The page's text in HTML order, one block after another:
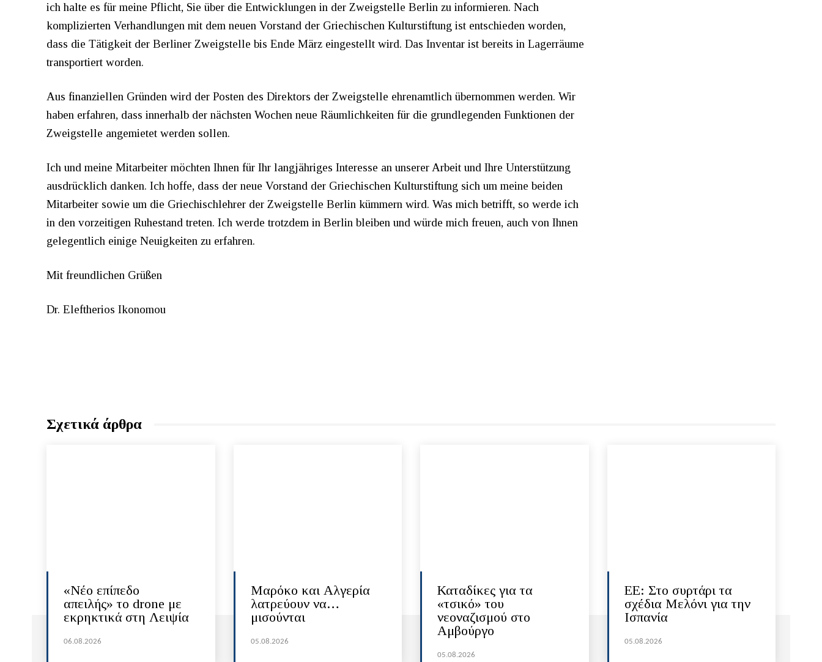
ich halte es für meine Pflicht, Sie über die Entwicklungen in der Zweigstelle Berlin zu informieren. Nach
komplizierten Verhandlungen mit dem neuen Vorstand der Griechischen Kulturstiftung ist entschieden worden,
dass die Tätigkeit der Berliner Zweigstelle bis Ende März eingestellt wird. Das Inventar ist bereits in Lagerräume
transportiert worden.
Aus finanziellen Gründen wird der Posten des Direktors der Zweigstelle ehrenamtlich übernommen werden. Wir
haben erfahren, dass innerhalb der nächsten Wochen neue Räumlichkeiten für die grundlegenden Funktionen der
Zweigstelle angemietet werden sollen.
Ich und meine Mitarbeiter möchten Ihnen für Ihr langjähriges Interesse an unserer Arbeit und Ihre Unterstützung
ausdrücklich danken. Ich hoffe, dass der neue Vorstand der Griechischen Kulturstiftung sich um meine beiden
Mitarbeiter sowie um die Griechischlehrer der Zweigstelle Berlin kümmern wird. Was mich betrifft, so werde ich
in den vorzeitigen Ruhestand treten. Ich werde trotzdem in Berlin bleiben und würde mich freuen, auch von Ihnen
gelegentlich einige Neuigkeiten zu erfahren.
Mit freundlichen Grüßen
Dr. Eleftherios Ikonomou
Σχετικά άρθρα
«Νέο επίπεδο
απειλής» το drone με
εκρηκτικά στη Λειψία
06.08.2026
Μαρόκο και Αλγερία
λατρεύουν να…
μισούνται
05.08.2026
Καταδίκες για τα
«τσικό» του
νεοναζισμού στο
Αμβούργο
05.08.2026
ΕΕ: Στο συρτάρι τα
σχέδια Μελόνι για την
Ισπανία
05.08.2026